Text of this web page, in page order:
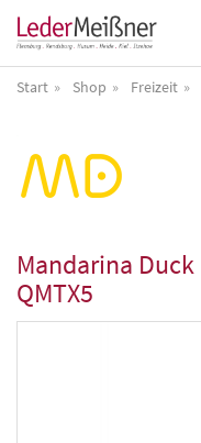
Start Shop Freizeit
Mandarina Duck
QMTX5